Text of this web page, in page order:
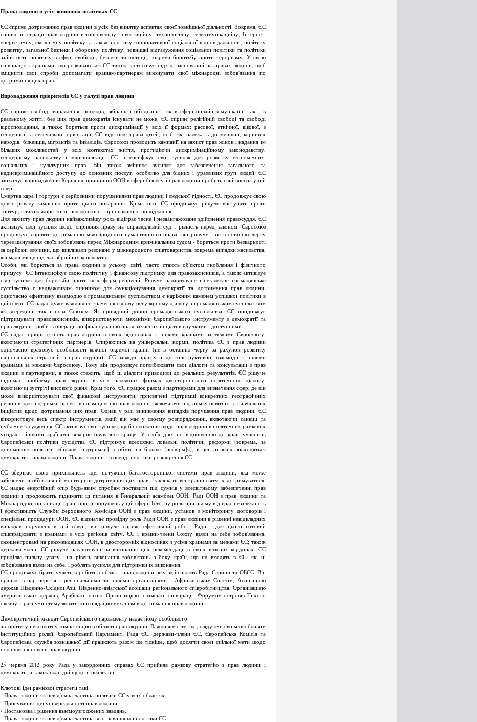
Права людини в усіх зовнішніх політиках ЄС
ЄС сприяє дотриманню прав людини в усіх без винятку аспектах своєї зовнішньої діяльності. Зокрема, ЄС
сприяє інтеграції прав людини в торговельну, інвестиційну, технологічну, телекомунікаційну, Інтернет,
енергетичну, екологічну політику, а також політику корпоративної соціальної відповідальності, політику
розвитку, загальної безпеки і оборонну політику, зовнішні відгалуження соціальної політики та політики
зайнятості, політику в сфері свободи, безпеки та юстиції, зокрема боротьбу проти тероризму. У свою
співпрацю з країнами, що розвиваються ЄС також застосовує підхід, заснований на правах людини, щоб
зміцнити свої спроби допомагати країнам-партнерам виконувати свої міжнародні зобов'язання по
дотримання цих прав.
Впровадження пріоритетів ЄС у галузі прав людини
ЄС сприяє свободі вираження, поглядів, зібрань і об'єднань - як в сфері онлайн-комунікації, так і в
реальному житті; без цих прав демократія існувати не може. ЄС сприяє релігійній свободі та свободі
віросповідання, а також бореться проти дискримінації у всіх її формах: расової, етнічної, вікової, з
гендерної та сексуальної орієнтації; ЄС відстоює права дітей, осіб, які належать до меншин, корінних
народів, біженців, мігрантів та інвалідів. Євросоюз проводить кампанії на захист прав жінок і надання їм
більших можливостей у всіх контекстах життя, протидіючи дискримінаційному законодавству,
гендерному насильству і маргіналізації. ЄС інтенсифікує свої зусилля для розвитку економічних,
соціальних і культурних прав. Він також зміцнює зусилля для забезпечення загального та
недискримінаційного доступу до основних послуг, особливо для бідних і уразливих груп людей. ЄС
заохочує впровадження Керівних принципів ООН в сфері бізнесу і прав людини і робить свій внесок у цій
сфері.
Смертна кара і тортури є серйозними порушеннями прав людини і людської гідності. ЄС продовжує свою
довготривалу кампанію проти цього покарання. Крім того, ЄС продовжує рішуче виступати проти
тортур, а також жорсткого, нелюдського і принизливого поводження.
Для захисту прав людини найважливішу роль відіграє чесне і незаангажоване здійснення правосуддя. ЄС
активізує свої зусилля щодо сприяння праву на справедливий суд і рівність перед законом. Євросоюз
продовжує сприяти дотриманню міжнародного гуманітарного права, він рішуче - не в останню чергу
через шанування своїх зобов'язань перед Міжнародним кримінальним судом - бореться проти безкарності
за серйозні злочини, що викликали резонанс у міжнародного співтовариства, зокрема випадки насильства,
які мали місце під час збройних конфліктів.
Особи, які борються за права людини в усьому світі, часто стають об'єктом гноблення і фізичного
примусу. ЄС інтенсифікує свою політичну і фінансову підтримку для правозахисників, а також активізує
свої зусилля для боротьби проти всіх форм репресій. Рішуче налаштоване і незалежне громадянське
суспільство є надважливим чинником для функціонування демократії та дотримання прав людини;
одночасно ефективну взаємодію з громадянським суспільством є наріжним каменем успішної політики в
цій сфері. ЄС надає дуже важливого значення своєму регулярному діалогу з громадянським суспільством
як всередині, так і поза Союзом. Як провідний донор громадянського суспільства, ЄС продовжує
підтримувати правозахисників, використовуючи механізми Європейського інструменту з демократії та
прав людини і робить операції по фінансуванню правозахисних ініціатив гнучкими і доступними.
ЄС надає пріоритетність прав людини в своїх відносинах з іншими країнами за межами Євросоюзу,
включаючи стратегічних партнерів. Спираючись на універсальні норми, політика ЄС з прав людини
одночасно враховує особливості кожної окремої країни (не в останню чергу за рахунок розвитку
національних стратегій з прав людини). ЄС завжди прагнути до конструктивної взаємодії з іншими
країнами за межами Євросоюзу. Тому він продовжує поглиблювати свої діалоги та консультації з прав
людини з партнерами, а також стежить, щоб ці діалоги приводили до реальних результатів. ЄС рішуче
піднімає проблему прав людини в усіх належних формах двостороннього політичного діалогу,
включаючи зустрічі високого рівня. Крім того, ЄС працює разом з партнерами для визначення сфер, де він
може використовувати свої фінансові інструменти, присвячені підтримці конкретних географічних
регіонів, для підтримки проектів по зміцненню прав людини, включаючи підтримку освітніх та навчальних
ініціатив щодо дотримання цих прав. Однак у разі виникнення випадків порушення прав людини, ЄС
використовує весь спектр інструментів, який він має у своєму розпорядженні, включаючи санкції та
публічне засудження. ЄС активізує свої зусилля, щоб положення щодо прав людини в політичних рамкових
угодах з іншими країнами використовувалися краще. У своїх діях по відношенню до країн-учасниць
Європейської політики сусідства ЄС підтримує всеосяжні локальні політичні реформи (зокрема, за
допомогою політики «більше [підтримки] в обмін на більше [реформ]»), в центрі яких знаходяться
демократія і права людини. Права людини - в осерді політики розширення ЄС.
ЄС зберігає свою прихильність ідеї потужної багатосторонньої системи прав людини, яка може
забезпечити об'єктивний моніторинг дотримання цих прав і закликати всі країни світу їх дотримуватися.
ЄС надає енергійний опір будь-яким спробам поставити під сумнів у всесвітньому забезпеченні прав
людини і продовжить піднімати ці питання в Генеральній асамблеї ООН, Раді ООН з прав людини та
Міжнародної організації праці проти порушень у цій сфері. Істотну роль при цьому відіграє незалежність
і ефективність Служби Верховного Комісара ООН з прав людини, установ з моніторингу договорів і
спеціальні процедури ООН. ЄС відзначає провідну роль Ради ООН з прав людини в рішенні невідкладних
випадків порушень в цій сфері, він рішуче сприяє ефективній роботі Ради і для цього готовий
співпрацювати з країнами з усіх регіонів світу. ЄС і країни-члени Союзу взяли на себе зобов'язання,
сконцентровані на рекомендаціях ООН, в двосторонніх відносинах з усіма країнами за межами ЄС; також
держави-члени ЄС рішуче налаштовані на виконання цих рекомендації в своїх власних кордонах. ЄС
приділяє пильну увагу на рівень виконання зобов'язань з боку країн, що не входять в ЄС, які ці
зобов'язання взяли на себе, і роблять зусилля для підтримки їх виконання.
ЄС продовжує брати участь в роботі в області прав людини, яку здійснюють Рада Європи та ОБСЄ. Він
працює в партнерстві з регіональними та іншими організаціями - Африканським Союзом, Асоціацією
держав Південно-Східної Азії, Південно-азіатської асоціації регіонального співробітництва, Організацією
американських держав, Арабської лігою, Організацією ісламської співпраці і Форумом островів Тихого
океану, прагнучи стимулювати консолідацію механізмів дотримання прав людини .
Демократичний мандат Європейського парламенту надає йому особливого
авторитету і експертну компетенцію в області прав людини. Важливим є те, що, слідуючи своїм особливим
інституційних ролей, Європейський Парламент, Рада ЄС, держави-члени ЄС, Європейська Комісія та
Європейська служба зовнішньої дії працюють разом ще тісніше, щоб досягти своєї спільної мети щодо
поліпшення поваги прав людини.
25 червня 2012 року Рада у закордонних справах ЄС прийняв рамкову стратегію з прав людини і
демократії, а також план дій щодо її реалізації.
Ключові ідеї рамкової стратегії такі:
- Права людини як невід'ємна частина політики ЄС у всіх областях.
- Просування ідеї універсальності прав людини.
- Постановка і рішення взаємоузгоджених завдань.
- Права людини як невід'ємна частина всієї зовнішньої політики ЄС.